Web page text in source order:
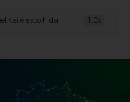
é escolhida pelo Serpro para
1.0x